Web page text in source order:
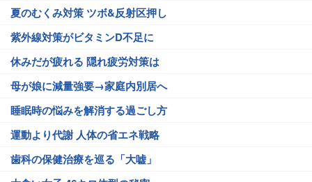
夏のむくみ対策 ツボ&反射区押し
紫外線対策がビタミンD不足に
休みだが疲れる 隠れ疲労対策は
母が娘に減量強要→家庭内別居へ
睡眠時の悩みを解消する過ごし方
運動より代謝 人体の省エネ戦略
歯科の保健治療を巡る「大嘘」